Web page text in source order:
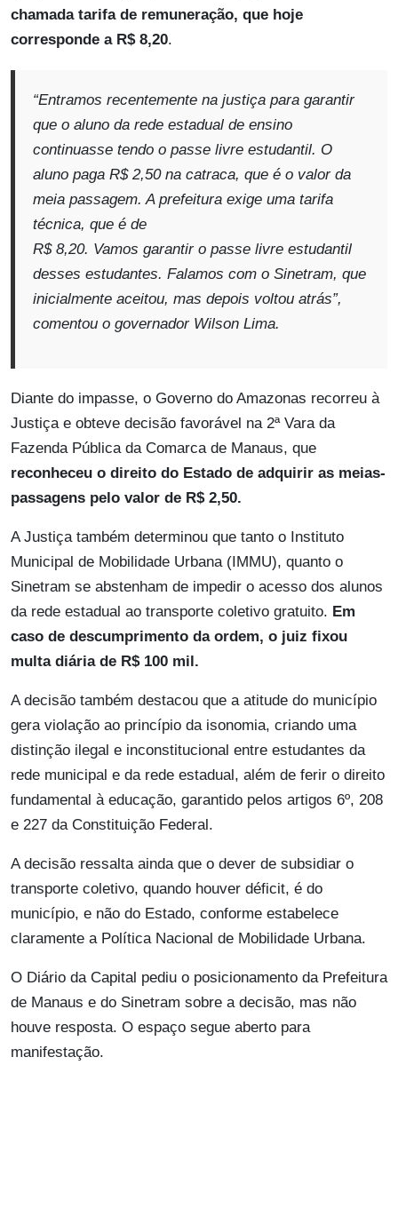
chamada tarifa de remuneração, que hoje
corresponde a R$ 8,20.
“Entramos recentemente na justiça para garantir
que o aluno da rede estadual de ensino
continuasse tendo o passe livre estudantil. O
aluno paga R$ 2,50 na catraca, que é o valor da
meia passagem. A prefeitura exige uma tarifa
técnica, que é de
R$ 8,20. Vamos garantir o passe livre estudantil
desses estudantes. Falamos com o Sinetram, que
inicialmente aceitou, mas depois voltou atrás”,
comentou o governador Wilson Lima.
Diante do impasse, o Governo do Amazonas recorreu à
Justiça e obteve decisão favorável na 2ª Vara da
Fazenda Pública da Comarca de Manaus, que
reconheceu o direito do Estado de adquirir as meias-
passagens pelo valor de R$ 2,50.
A Justiça também determinou que tanto o Instituto
Municipal de Mobilidade Urbana (IMMU), quanto o
Sinetram se abstenham de impedir o acesso dos alunos
da rede estadual ao transporte coletivo gratuito. Em
caso de descumprimento da ordem, o juiz fixou
multa diária de R$ 100 mil.
A decisão também destacou que a atitude do município
gera violação ao princípio da isonomia, criando uma
distinção ilegal e inconstitucional entre estudantes da
rede municipal e da rede estadual, além de ferir o direito
fundamental à educação, garantido pelos artigos 6º, 208
e 227 da Constituição Federal.
A decisão ressalta ainda que o dever de subsidiar o
transporte coletivo, quando houver déficit, é do
município, e não do Estado, conforme estabelece
claramente a Política Nacional de Mobilidade Urbana.
O Diário da Capital pediu o posicionamento da Prefeitura
de Manaus e do Sinetram sobre a decisão, mas não
houve resposta. O espaço segue aberto para
manifestação.